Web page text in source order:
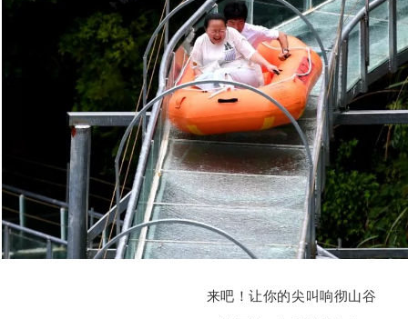
来吧！让你的尖叫响彻山谷